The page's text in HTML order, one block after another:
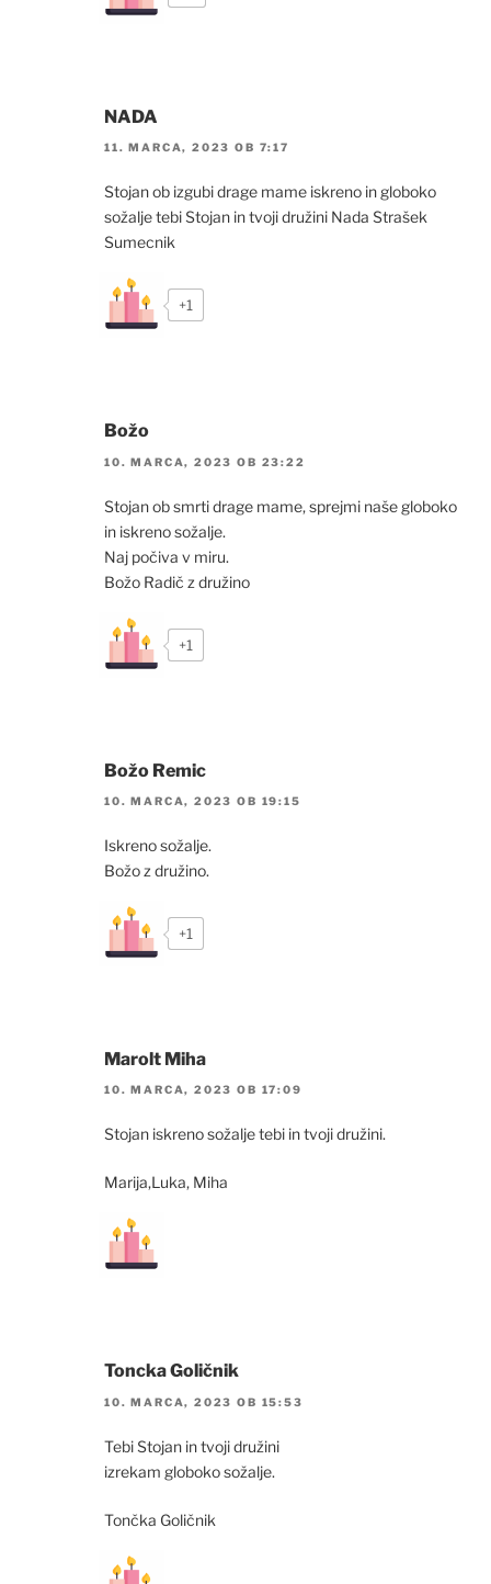
NADA
11. MARCA, 2023 OB 7:17
Stojan ob izgubi drage mame iskreno in globoko
sožalje tebi Stojan in tvoji družini Nada Strašek
Sumecnik
+1
Božo
10. MARCA, 2023 OB 23:22
Stojan ob smrti drage mame, sprejmi naše globoko
in iskreno sožalje.
Naj počiva v miru.
Božo Radič z družino
+1
Božo Remic
10. MARCA, 2023 OB 19:15
Iskreno sožalje.
Božo z družino.
+1
Marolt Miha
10. MARCA, 2023 OB 17:09
Stojan iskreno sožalje tebi in tvoji družini.
Marija,Luka, Miha
Toncka Goličnik
10. MARCA, 2023 OB 15:53
Tebi Stojan in tvoji družini
izrekam globoko sožalje.
Tončka Goličnik